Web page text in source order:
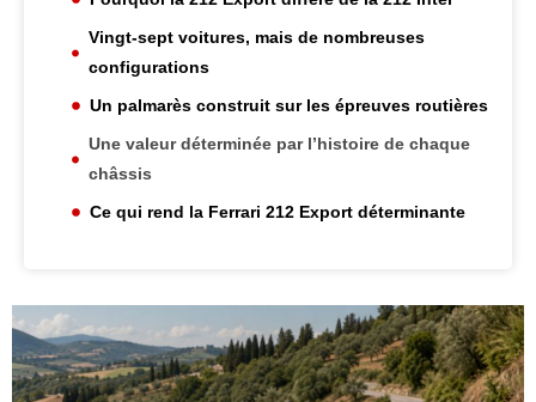
Vingt-sept voitures, mais de nombreuses
configurations
Un palmarès construit sur les épreuves routières
Une valeur déterminée par l’histoire de chaque
châssis
Ce qui rend la Ferrari 212 Export déterminante